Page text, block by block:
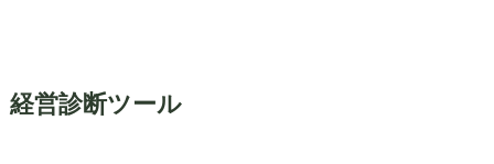
経営診断ツール